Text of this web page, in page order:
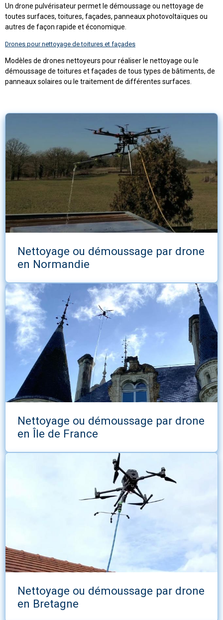
Un drone pulvérisateur permet le démoussage ou nettoyage de
toutes surfaces, toitures, façades, panneaux photovoltaïques ou
autres de façon rapide et économique.
Drones pour nettoyage de toitures et façades
Modèles de drones nettoyeurs pour réaliser le nettoyage ou le
démoussage de toitures et façades de tous types de bâtiments, de
panneaux solaires ou le traitement de différentes surfaces.
Nettoyage ou démoussage par drone
en Normandie
Nettoyage ou démoussage par drone
en Île de France
Nettoyage ou démoussage par drone
en Bretagne